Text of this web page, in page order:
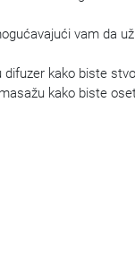
vam da
kako biste
kako biste